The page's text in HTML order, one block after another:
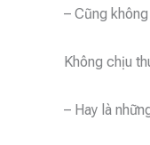
– Cũng
Không chịu
– Hay là